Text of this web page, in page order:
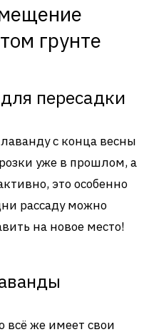
грунте
пересадки
с конца весны
уже в прошлом, а
это особенно
рассаду можно
на новое место!
всё же имеет свои